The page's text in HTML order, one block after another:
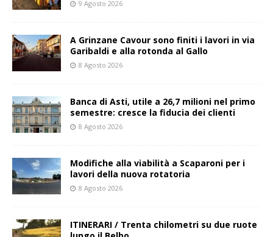
9 Agosto 2026
A Grinzane Cavour sono finiti i lavori in via
Garibaldi e alla rotonda al Gallo
8 Agosto 2026
Banca di Asti, utile a 26,7 milioni nel primo
semestre: cresce la fiducia dei clienti
8 Agosto 2026
Modifiche alla viabilità a Scaparoni per i
lavori della nuova rotatoria
8 Agosto 2026
ITINERARI / Trenta chilometri su due ruote